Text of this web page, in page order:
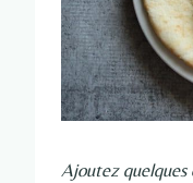
Ajoutez quelques